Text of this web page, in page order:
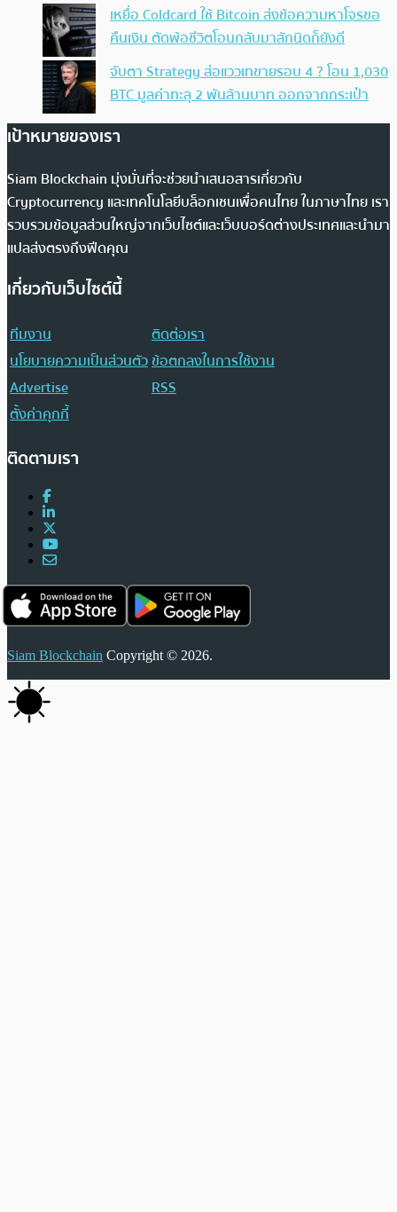
เหยื่อ Coldcard ใช้ Bitcoin ส่งข้อความหาโจรขอ
คืนเงิน ตัดพ้อชีวิตโอนกลับมาสักนิดก็ยังดี
จับตา Strategy ส่อแววเทขายรอบ 4 ? โอน 1,030
BTC มูลค่าทะลุ 2 พันล้านบาท ออกจากกระเป๋า
เป้าหมายของเรา
Siam Blockchain มุ่งมั่นที่จะช่วยนำเสนอสารเกี่ยวกับ
Cryptocurrency และเทคโนโลยีบล็อกเชนเพื่อคนไทย ในภาษาไทย เรา
รวบรวมข้อมูลส่วนใหญ่จากเว็บไซต์และเว็บบอร์ดต่างประเทศและนำมา
แปลส่งตรงถึงฟีดคุณ
เกี่ยวกับเว็บไซต์นี้
ทีมงาน
ติดต่อเรา
นโยบายความเป็นส่วนตัวข้อตกลงในการใช้งาน
Advertise
RSS
ตั้งค่าคุกกี้
ติดตามเรา
Siam Blockchain Copyright © 2026.